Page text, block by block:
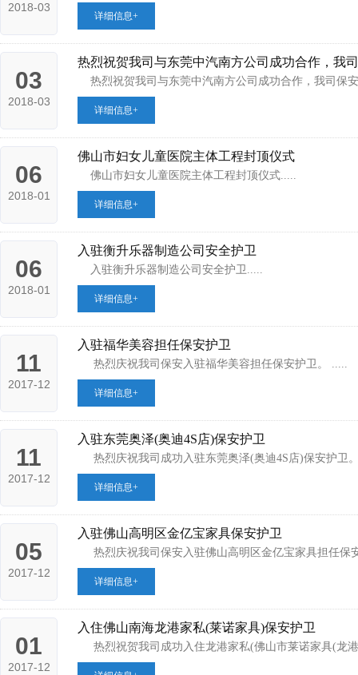
2018-03
详细信息+
03
2018-03
热烈祝贺我司与东莞中汽南方公司成功合作，我
热烈祝贺我司与东莞中汽南方公司成功合作，我司保
详细信息+
06
2018-01
佛山市妇女儿童医院主体工程封顶仪式
佛山市妇女儿童医院主体工程封顶仪式.....
详细信息+
06
2018-01
入驻衡升乐器制造公司安全护卫
入驻衡升乐器制造公司安全护卫.....
详细信息+
11
2017-12
入驻福华美容担任保安护卫
热烈庆祝我司保安入驻福华美容担任保安护卫。 .....
详细信息+
11
2017-12
入驻东莞奥泽(奥迪4S店)保安护卫
热烈庆祝我司成功入驻东莞奥泽(奥迪4S店)保安护卫
详细信息+
05
2017-12
入驻佛山高明区金亿宝家具保安护卫
热烈庆祝我司保安入驻佛山高明区金亿宝家具担任保
详细信息+
01
2017-12
入住佛山南海龙港家私(莱诺家具)保安护卫
热烈祝贺我司成功入住龙港家私(佛山市莱诺家具(龙